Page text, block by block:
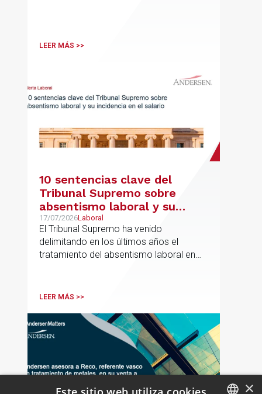
LEER MÁS >>
10 sentencias clave del
Tribunal Supremo sobre
absentismo laboral y su
incidencia en el salario
17/07/2026Laboral
El Tribunal Supremo ha venido
delimitando en los últimos años el
tratamiento del absentismo laboral en
asistencia, complementos de
retribución variable
LEER MÁS >>
×